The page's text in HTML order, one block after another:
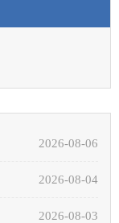
2026-08-06
2026-08-04
2026-08-03